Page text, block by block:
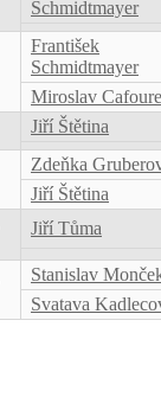
Schmidtmayer
František
Schmidtmayer
Miroslav
Jiří Štětina
Zdeňka
Jiří Štětina
Jiří Tůma
Stanislav
Svatava